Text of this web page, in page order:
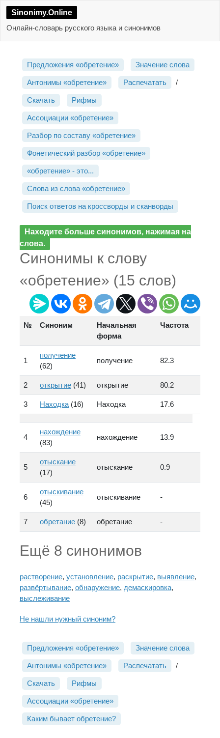
Sinonimy.Online
Онлайн-словарь русского языка и синонимов
Предложения «обретение» Значение слова
Антонимы «обретение» Распечатать /
Скачать Рифмы
Ассоциации «обретение»
Разбор по составу «обретение»
Фонетический разбор «обретение»
«обретение» - это...
Слова из слова «обретение»
Поиск ответов на кроссворды и сканворды
Находите больше синонимов, нажимая на
слова.
Синонимы к слову
«обретение» (15 слов)
№ Синоним
Начальная
форма
Частота
1
получение
(62)
получение 82.3
2 открытие (41) открытие 80.2
3 Находка (16) Находка 17.6
4
нахождение
(83)
нахождение 13.9
5
отыскание
(17)
отыскание 0.9
6
отыскивание
(45)
отыскивание -
7 обретание (8) обретание -
Ещё 8 синонимов
растворение, установление, раскрытие, выявление,
развёртывание, обнаружение, демаскировка,
выслеживание
Не нашли нужный синоним?
Предложения «обретение» Значение слова
Антонимы «обретение» Распечатать /
Скачать Рифмы
Ассоциации «обретение»
Каким бывает обретение?